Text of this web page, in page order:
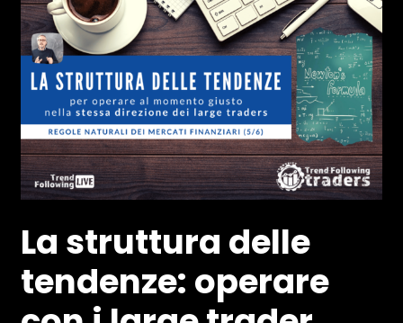
La struttura delle
tendenze: operare